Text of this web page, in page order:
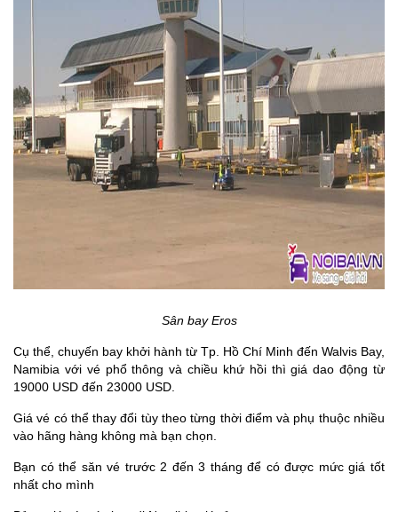
Sân bay Eros
Cụ thể, chuyến bay khởi hành từ Tp. Hồ Chí Minh đến Walvis Bay,
Namibia với vé phổ thông và chiều khứ hồi thì giá dao động từ
19000 USD đến 23000 USD.
Giá vé có thể thay đổi tùy theo từng thời điểm và phụ thuộc nhiều
vào hãng hàng không mà bạn chọn.
Bạn có thể săn vé trước 2 đến 3 tháng để có được mức giá tốt
nhất cho mình